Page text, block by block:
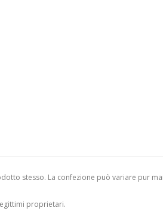
stesso. La confezione può variare pur
proprietari.